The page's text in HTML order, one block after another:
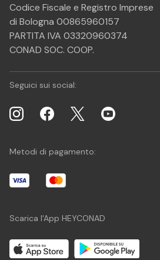
Codice Fiscale e Registro Imprese
di Bologna 00865960157
PARTITA IVA 03320960374
CONAD SOC. COOP.
Seguici sui social:
Metodi di pagamento:
Scarica l'App HEYCONAD